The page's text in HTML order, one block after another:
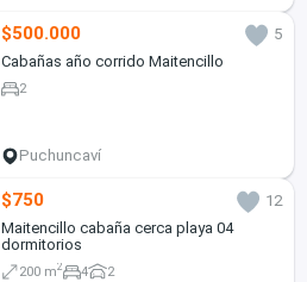
$500.000
5
Cabañas año corrido Maitencillo
2
Puchuncaví
$750
12
Maitencillo cabaña cerca playa 04
dormitorios
200 m2 4 2